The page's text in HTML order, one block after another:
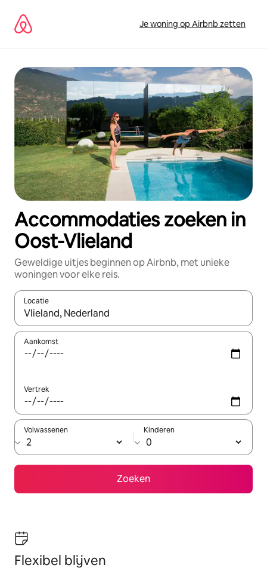
direct
naar
Je woning op Airbnb zetten
Accommodaties zoeken in
Oost-Vlieland
Geweldige uitjes beginnen op Airbnb, met unieke
woningen voor elke reis.
Locatie
Wanneer er suggesties beschikbaar zijn, maak je een keuze
Aankomst
Vertrek
Volwassenen Kinderen
Zoeken
Flexibel blijven